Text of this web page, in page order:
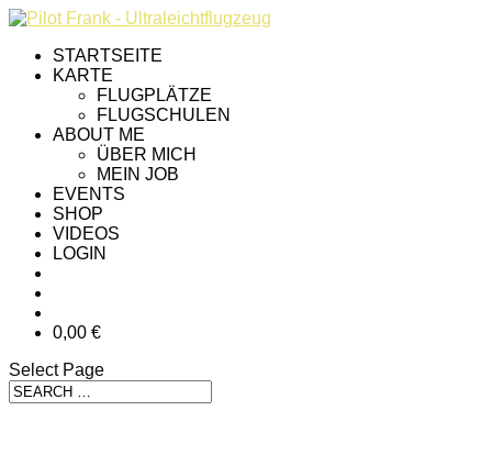
STARTSEITE
KARTE
FLUGPLÄTZE
FLUGSCHULEN
ABOUT ME
ÜBER MICH
MEIN JOB
EVENTS
SHOP
VIDEOS
LOGIN
0,00 €
Select Page